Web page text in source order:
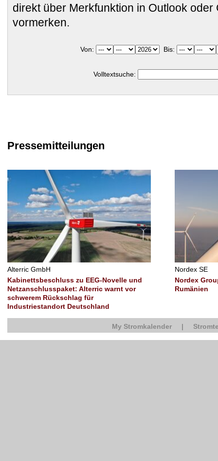
direkt über Merkfunktion in Outlook oder
vormerken.
Von: Bis:
Volltextsuche:
Pressemitteilungen
Alterric GmbH
Kabinettsbeschluss zu EEG-Novelle und
Netzanschlusspaket: Alterric warnt vor
schwerem Rückschlag für
Industriestandort Deutschland
Nordex SE
Nordex
Rumänien
My Stromkalender |